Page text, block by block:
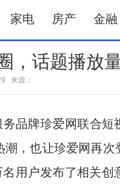
家电 房产 金融
，话题播放
来源：
品牌珍爱网联合短
，也让珍爱网再次
用户发布了相关创